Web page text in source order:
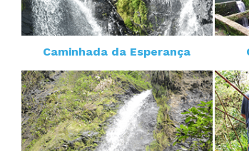
Caminhada da Esperança